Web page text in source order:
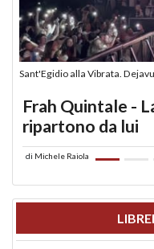
Sant'Egidio alla Vibrata.
Frah Quintale -
ripartono da lui
di Michele Raiola